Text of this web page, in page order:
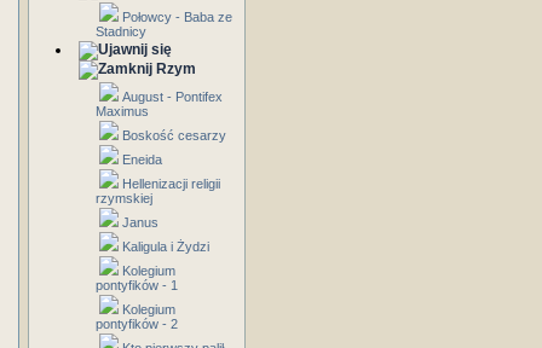
Połowcy - Baba ze
Stadnicy
Rzym
August - Pontifex
Maximus
Boskość cesarzy
Eneida
Hellenizacji religii
rzymskiej
Janus
Kaligula i Żydzi
Kolegium
pontyfików - 1
Kolegium
pontyfików - 2